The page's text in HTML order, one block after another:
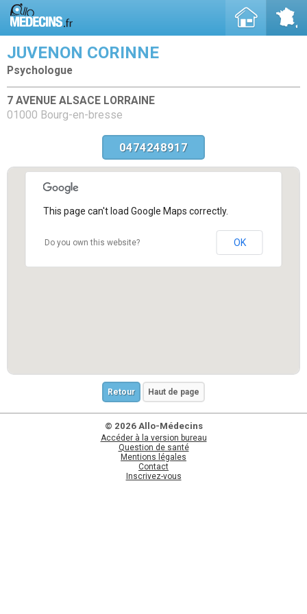
JUVENON CORINNE
Psychologue
7 AVENUE ALSACE LORRAINE
01000 Bourg-en-bresse
0474248917
This page can't load Google Maps correctly.
Do you own this website? OK
Retour Haut de page
© 2026 Allo-Médecins
Accéder à la version bureau
Question de santé
Mentions légales
Contact
Inscrivez-vous